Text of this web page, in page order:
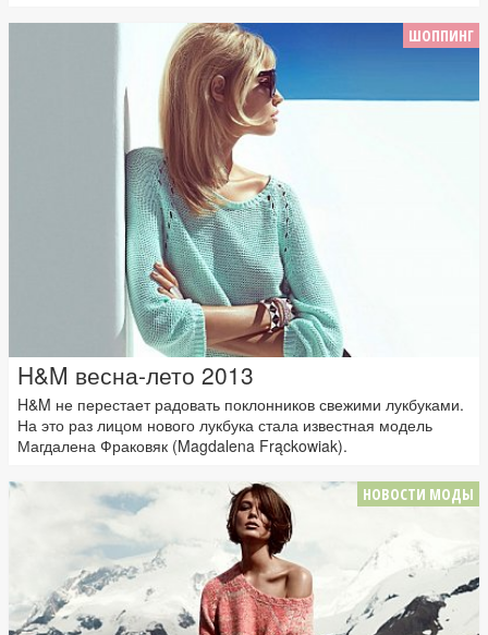
ШОППИНГ
H&M весна-лето 2013
H&M не перестает радовать поклонников свежими лукбуками.
На это раз лицом нового лукбука стала известная модель
Магдалена Фраковяк (Magdalena Frąckowiak).
НОВОСТИ МОДЫ